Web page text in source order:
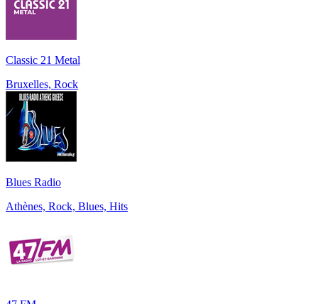
Classic 21 Metal
Bruxelles, Rock
Blues Radio
Athènes, Rock, Blues, Hits